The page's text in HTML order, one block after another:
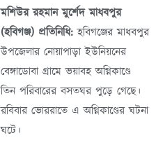
মশিউর রহমান মুর্শেদ মাধবপুর
(হবিগঞ্জ) প্রতিনিধি:হবিগঞ্জের মাধবপুর
উপজেলার নোয়াপাড়া ইউনিয়নের
বেঙ্গাডোবা গ্রামে ভয়াবহ অগ্নিকাণ্ডে
তিন পরিবারের বসতঘর পুড়ে গেছে।
রবিবার ভোররাতে এ অগ্নিকাণ্ডের ঘটনা
ঘটে।